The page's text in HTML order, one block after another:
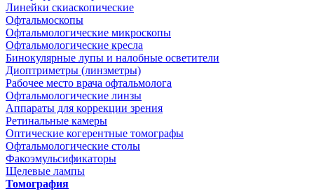
Линейки скиаскопические
Офтальмоскопы
Офтальмологические микроскопы
Офтальмологические кресла
Бинокулярные лупы и налобные осветители
Диоптриметры (линзметры)
Рабочее место врача офтальмолога
Офтальмологические линзы
Аппараты для коррекции зрения
Ретинальные камеры
Оптические когерентные томографы
Офтальмологические столы
Факоэмульсификаторы
Щелевые лампы
Томография